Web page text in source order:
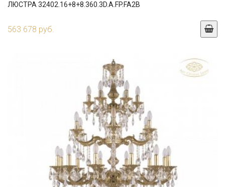
ЛЮСТРА 32402.16+8+8.360.3D.A.FP.FA2B
563 678 руб.